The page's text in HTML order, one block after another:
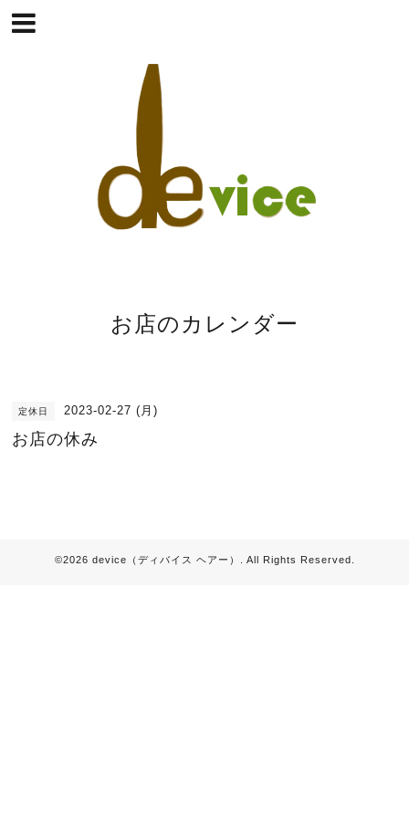
お店のカレンダー
定休日 2023-02-27 (月)
お店の休み
©2026 device（ディバイス ヘアー） . All Rights Reserved.